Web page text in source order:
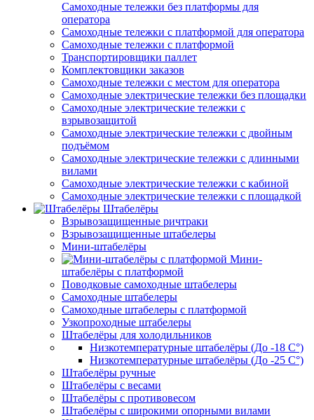
Самоходные тележки без платформы для
оператора
Самоходные тележки с платформой для оператора
Самоходные тележки с платформой
Транспортировщики паллет
Комплектовщики заказов
Самоходные тележки с местом для оператора
Самоходные электрические тележки без площадки
Самоходные электрические тележки с
взрывозащитой
Самоходные электрические тележки с двойным
подъёмом
Самоходные электрические тележки с длинными
вилами
Самоходные электрические тележки с кабиной
Самоходные электрические тележки с площадкой
Штабелёры
Взрывозащищенные ричтраки
Взрывозащищенные штабелеры
Мини-штабелёры
Мини-
штабелёры с платформой
Поводковые самоходные штабелеры
Самоходные штабелеры
Самоходные штабелеры с платформой
Узкопроходные штабелеры
Штабелёры для холодильников
Низкотемпературные штабелёры (До -18 C°)
Низкотемпературные штабелёры (До -25 C°)
Штабелёры ручные
Штабелёры с весами
Штабелёры с противовесом
Штабелёры с широкими опорными вилами